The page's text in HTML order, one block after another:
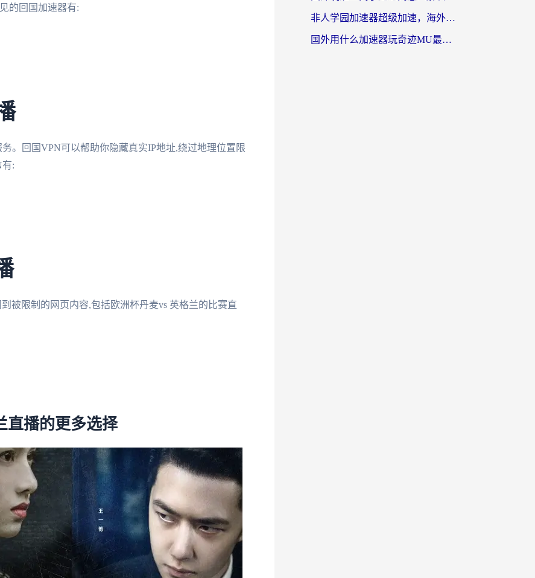
的回国加速器有:
。回国VPN可以帮助你隐藏真实IP地址,绕过地理位置限
:
被限制的网页内容,包括欧洲杯丹麦vs 英格兰的比赛直
直播的更多选择
非人学园加速器超级加速，海外玩家重返国服的通行证
国外用什么加速器玩奇迹MU最好？2026海外玩家国服游戏加速全攻略